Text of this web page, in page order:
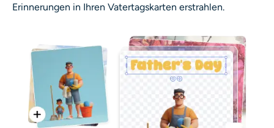
Erinnerungen in Ihren Vatertagskarten erstrahlen.